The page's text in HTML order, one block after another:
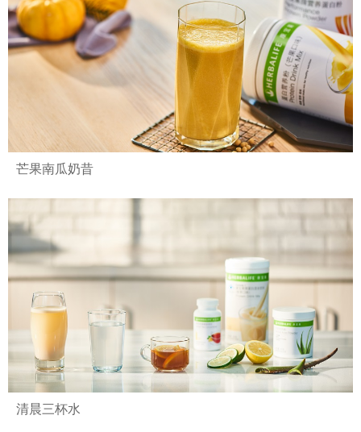
芒果南瓜奶昔
清晨三杯水